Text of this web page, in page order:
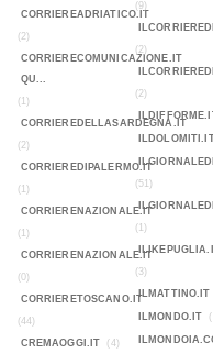
CORRIEREADRIATICO.IT
(2)
CORRIERECOMUNICAZIONE.IT
QU...
(1)
CORRIEREDELLASARDEGNA.IT
(2)
CORRIEREDIPALERMO.IT
(1)
CORRIERENAZIONALE.IT
(1)
CORRIERENAZIONALE.IT
(0)
CORRIERETOSCANO.IT
(44)
CREMAOGGI.IT
(4)
(9)
(2)
(2)
(51)
(1)
(3)
ILMATTINO.IT
ILMONDO.IT